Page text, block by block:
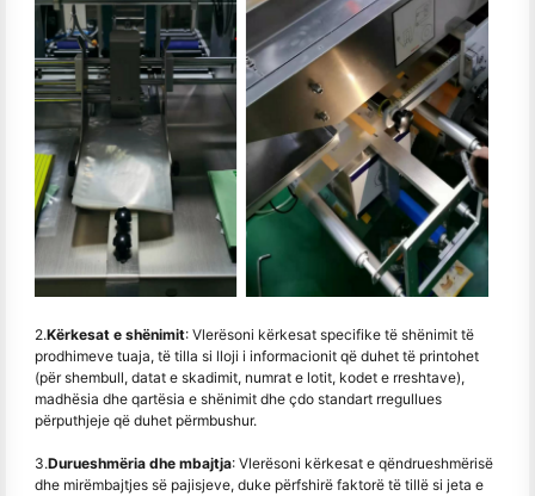
2.Kërkesat e shënimit: Vlerësoni kërkesat specifike të shënimit të
prodhimeve tuaja, të tilla si lloji i informacionit që duhet të printohet
(për shembull, datat e skadimit, numrat e lotit, kodet e rreshtave),
madhësia dhe qartësia e shënimit dhe çdo standart rregullues
përputhjeje që duhet përmbushur.
3.Durueshmëria dhe mbajtja: Vlerësoni kërkesat e qëndrueshmërisë
dhe mirëmbajtjes së pajisjeve, duke përfshirë faktorë të tillë si jeta e